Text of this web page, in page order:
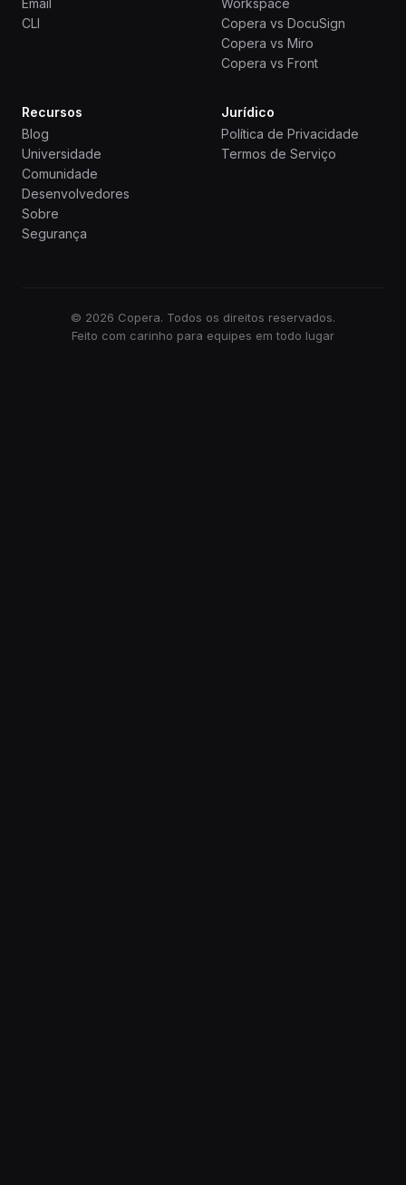
Email
CLI
Workspace
Copera vs DocuSign
Copera vs Miro
Copera vs Front
Recursos
Blog
Universidade
Comunidade
Desenvolvedores
Sobre
Segurança
Jurídico
Política de Privacidade
Termos de Serviço
© 2026 Copera. Todos os direitos reservados.
Feito com carinho para equipes em todo lugar